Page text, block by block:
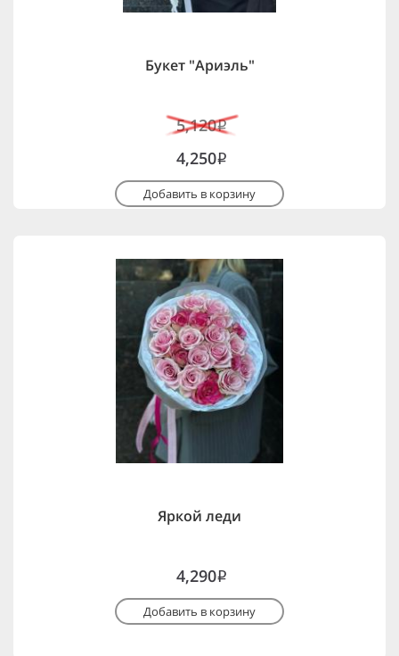
Букет "Ариэль"
5,120i
4,250i
Добавить в корзину
Яркой леди
4,290i
Добавить в корзину